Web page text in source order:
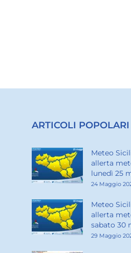
ARTICOLI POPOLARI
Meteo
allerta
lunedì 25
24 Maggio
Meteo
allerta
sabato 30
29 Maggio